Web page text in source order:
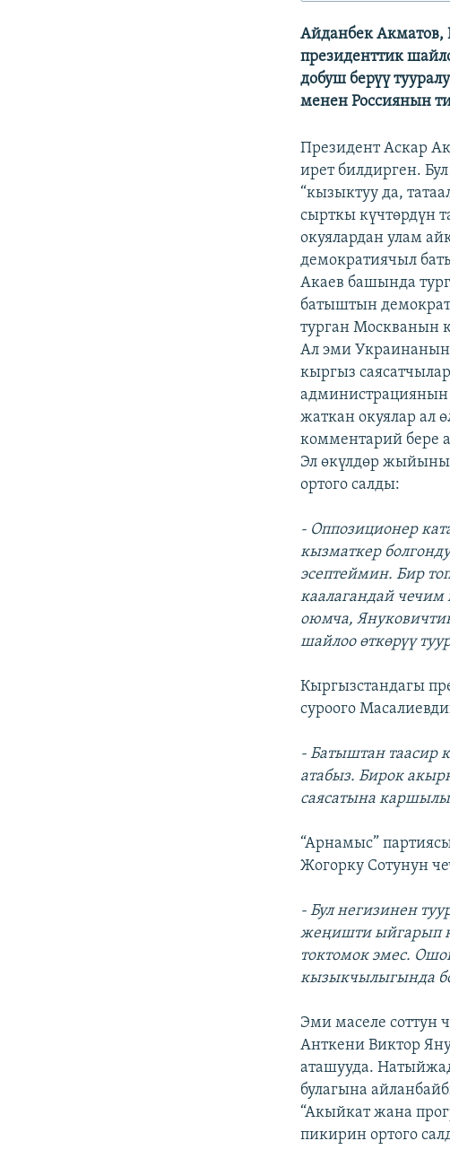
Айданбек Акматов,
президенттик
добуш берүү
менен Россиянын
Президент Аскар
ирет билдирген.
“кызыктуу да,
сырткы күчтөрдүн
окуялардан улам
демократиячыл
Акаев башында
батыштын
турган Москванын
Ал эми Украинанын
кыргыз
администрациянын
жаткан окуялар ал
комментарий бере
Эл өкүлдөр
ортого салды:
- Оппозиционер
кызматкер
эсептеймин. Бир
каалагандай чечим
оюмча,
шайлоо өткөрүү
Кыргызстандагы
суроого
- Батыштан таасир
атабыз. Бирок
саясатына
“Арнамыс”
Жогорку Сотунун
- Бул негизинен
жеңишти ыйгарып
токтомок эмес.
кызыкчылыгында
Эми маселе соттун
Анткени Виктор
аташууда.
булагына
“Акыйкат жана
пикирин ортого